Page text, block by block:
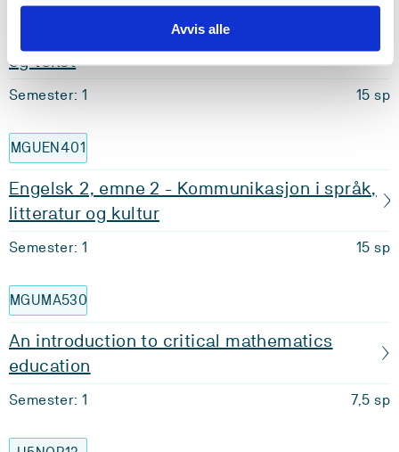
Avvis alle
Engelsk 2, emne 1 - Mangfold i kultur, språk
og tekst
Semester: 1 15 sp
MGUEN401
Engelsk 2, emne 2 - Kommunikasjon i språk,
litteratur og kultur
Semester: 1 15 sp
MGUMA530
An introduction to critical mathematics
education
Semester: 1 7,5 sp